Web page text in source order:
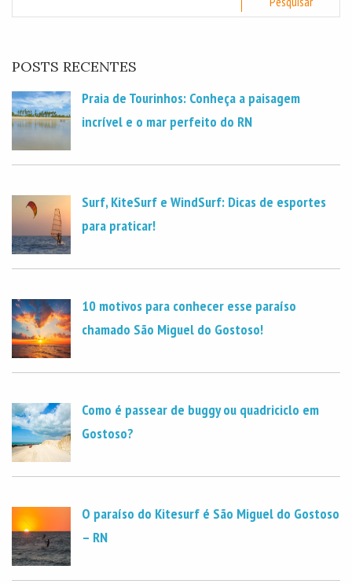
POSTS RECENTES
Praia de Tourinhos: Conheça a paisagem
incrível e o mar perfeito do RN
Surf, KiteSurf e WindSurf: Dicas de esportes
para praticar!
10 motivos para conhecer esse paraíso
chamado São Miguel do Gostoso!
Como é passear de buggy ou quadriciclo em
Gostoso?
O paraíso do Kitesurf é São Miguel do Gostoso
– RN